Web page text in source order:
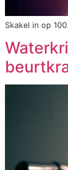
Skakel in op